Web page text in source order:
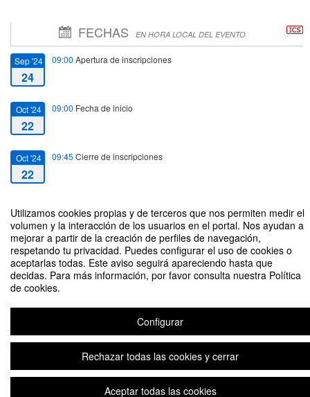
Utilizamos cookies propias y de terceros que nos permiten medir el
volumen y la interacción de los usuarios en el portal. Nos ayudan a
mejorar a partir de la creación de perfiles de navegación,
respetando tu privacidad. Puedes configurar el uso de cookies o
aceptarlas todas. Este aviso seguirá apareciendo hasta que
decidas. Para más información, por favor consulta nuestra Política
de cookies.
Configurar
Rechazar todas las cookies y cerrar
Aceptar todas las cookies
FECHAS EN HORA LOCAL DEL EVENTO
Sep '24
24
09:00 Apertura de inscripciones
Oct '24
22
09:00 Fecha de inicio
Oct '24
22
09:45 Cierre de inscripciones
22
Aviso legal|Contacto
Plataforma de organización de eventos Symposium
Copyright © 2026